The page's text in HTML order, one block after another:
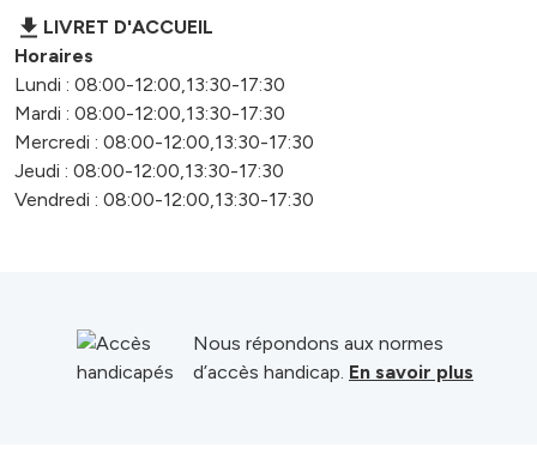
LIVRET D'ACCUEIL
Horaires
Lundi : 08:00-12:00,13:30-17:30
Mardi : 08:00-12:00,13:30-17:30
Mercredi : 08:00-12:00,13:30-17:30
Jeudi : 08:00-12:00,13:30-17:30
Vendredi : 08:00-12:00,13:30-17:30
Nous répondons aux normes
d’accès handicap. En savoir plus